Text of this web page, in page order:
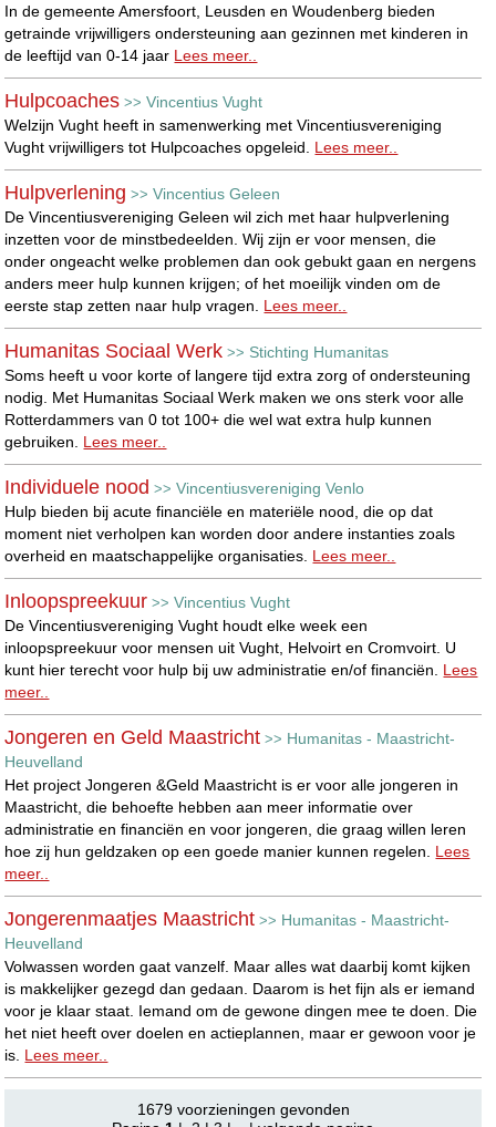
In de gemeente Amersfoort, Leusden en Woudenberg bieden
getrainde vrijwilligers ondersteuning aan gezinnen met kinderen in
de leeftijd van 0-14 jaar Lees meer..
Hulpcoaches >>Vincentius Vught
Welzijn Vught heeft in samenwerking met Vincentiusvereniging
Vught vrijwilligers tot Hulpcoaches opgeleid. Lees meer..
Hulpverlening >>Vincentius Geleen
De Vincentiusvereniging Geleen wil zich met haar hulpverlening
inzetten voor de minstbedeelden. Wij zijn er voor mensen, die
onder ongeacht welke problemen dan ook gebukt gaan en nergens
anders meer hulp kunnen krijgen; of het moeilijk vinden om de
eerste stap zetten naar hulp vragen. Lees meer..
Humanitas Sociaal Werk >> Stichting Humanitas
Soms heeft u voor korte of langere tijd extra zorg of ondersteuning
nodig. Met Humanitas Sociaal Werk maken we ons sterk voor alle
Rotterdammers van 0 tot 100+ die wel wat extra hulp kunnen
gebruiken. Lees meer..
Individuele nood >>Vincentiusvereniging Venlo
Hulp bieden bij acute financiële en materiële nood, die op dat
moment niet verholpen kan worden door andere instanties zoals
overheid en maatschappelijke organisaties. Lees meer..
Inloopspreekuur >>Vincentius Vught
De Vincentiusvereniging Vught houdt elke week een
inloopspreekuur voor mensen uit Vught, Helvoirt en Cromvoirt. U
kunt hier terecht voor hulp bij uw administratie en/of financiën. Lees
meer..
Jongeren en Geld Maastricht >> Humanitas - Maastricht-
Heuvelland
Het project Jongeren &Geld Maastricht is er voor alle jongeren in
Maastricht, die behoefte hebben aan meer informatie over
administratie en financiën en voor jongeren, die graag willen leren
hoe zij hun geldzaken op een goede manier kunnen regelen. Lees
meer..
Jongerenmaatjes Maastricht >> Humanitas - Maastricht-
Heuvelland
Volwassen worden gaat vanzelf. Maar alles wat daarbij komt kijken
is makkelijker gezegd dan gedaan. Daarom is het fijn als er iemand
voor je klaar staat. Iemand om de gewone dingen mee te doen. Die
het niet heeft over doelen en actieplannen, maar er gewoon voor je
is. Lees meer..
1679 voorzieningen gevonden